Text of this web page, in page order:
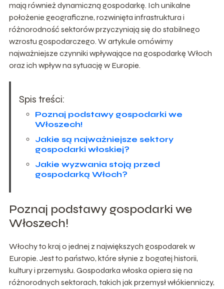
mają również dynamiczną gospodarkę. Ich unikalne
położenie geograficzne, rozwinięta infrastruktura i
różnorodność sektorów przyczyniają się do stabilnego
wzrostu gospodarczego. W artykule omówimy
najważniejsze czynniki wpływające na gospodarkę Włoch
oraz ich wpływ na sytuację w Europie.
Spis treści:
Poznaj podstawy gospodarki we
Włoszech!
Jakie są najważniejsze sektory
gospodarki włoskiej?
Jakie wyzwania stoją przed
gospodarką Włoch?
Poznaj podstawy gospodarki we
Włoszech!
Włochy to kraj o jednej z największych gospodarek w
Europie. Jest to państwo, które słynie z bogatej historii,
kultury i przemysłu. Gospodarka włoska opiera się na
różnorodnych sektorach, takich jak przemysł włókienniczy,